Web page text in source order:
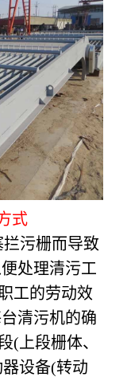
式
污栅而导致
处理清污工
工的劳动效
清污机的确
(上段栅体、
设备(转动